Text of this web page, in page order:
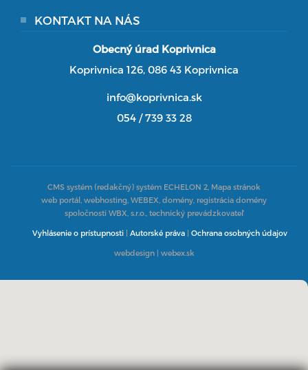
KONTAKT NA NÁS
Obecný úrad Koprivnica
Koprivnica 126, 086 43 Koprivnica
info@koprivnica.sk
054 / 739 33 28
CMS systém (redakčný) systém ECHELON 2, Mapa stránok
web portál, webhosting, WEBEX, domény, registrácia domény
spoločnosti WBX, s.r.o., technický prevádzkovateľ
Vyhlásenie o prístupnosti | Autorské práva | Ochrana osobných údajov
webdesign| webex.sk